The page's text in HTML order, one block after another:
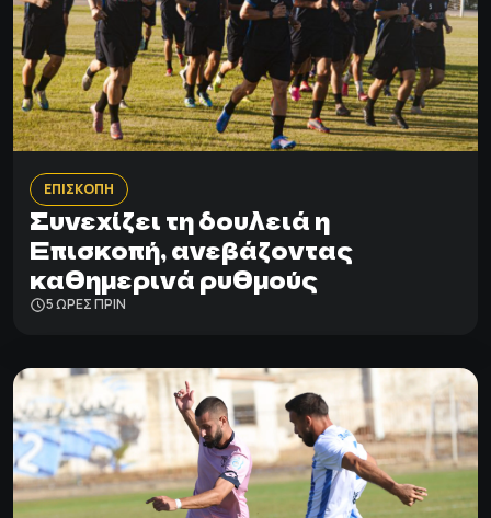
ΕΠΙΣΚΟΠΗ
Συνεχίζει τη δουλειά η
Επισκοπή, ανεβάζοντας
καθημερινά ρυθμούς
5 ΩΡΕΣ ΠΡΙΝ